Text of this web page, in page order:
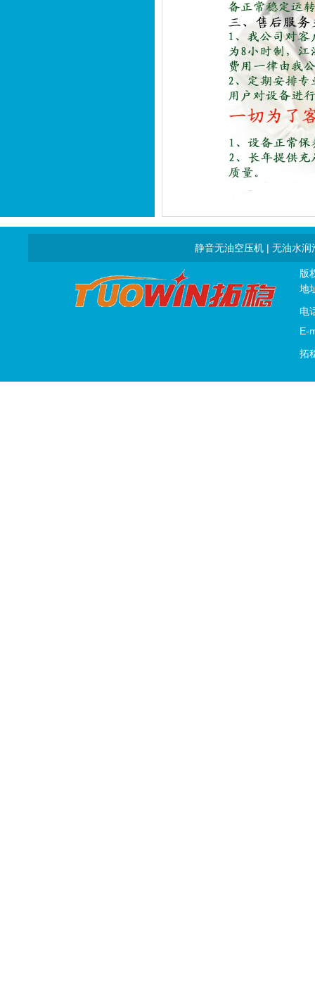
静音无油空压机 | 无油水润
版
地
电
E-
拓